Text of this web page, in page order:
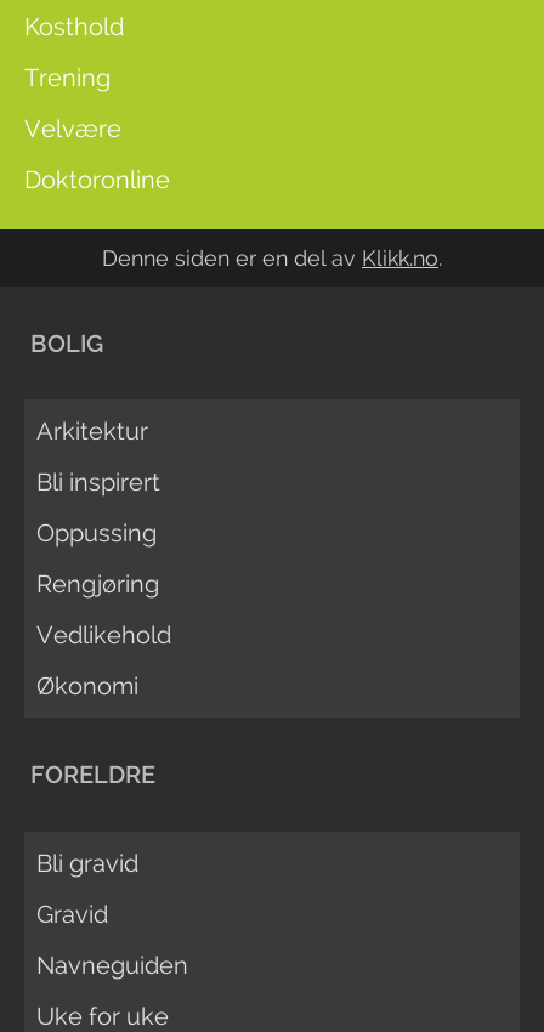
Kosthold
Trening
Velvære
Doktoronline
Denne siden er en del av Klikk.no.
BOLIG
Arkitektur
Bli inspirert
Oppussing
Rengjøring
Vedlikehold
Økonomi
FORELDRE
Bli gravid
Gravid
Navneguiden
Uke for uke